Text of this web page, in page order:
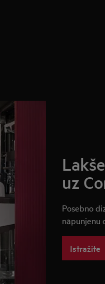
uz
Posebno
napunjenu
Istražite